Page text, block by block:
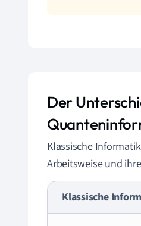
Der
Klassische
Arbeitsweise und
Klassische